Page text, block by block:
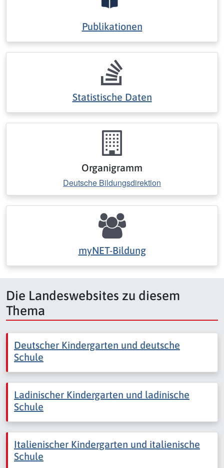
Publikationen
Statistische Daten
Organigramm
Deutsche Bildungsdirektion
myNET-Bildung
Die Landeswebsites zu diesem
Thema
Deutscher Kindergarten und deutsche
Schule
Ladinischer Kindergarten und ladinische
Schule
Italienischer Kindergarten und italienische
Schule